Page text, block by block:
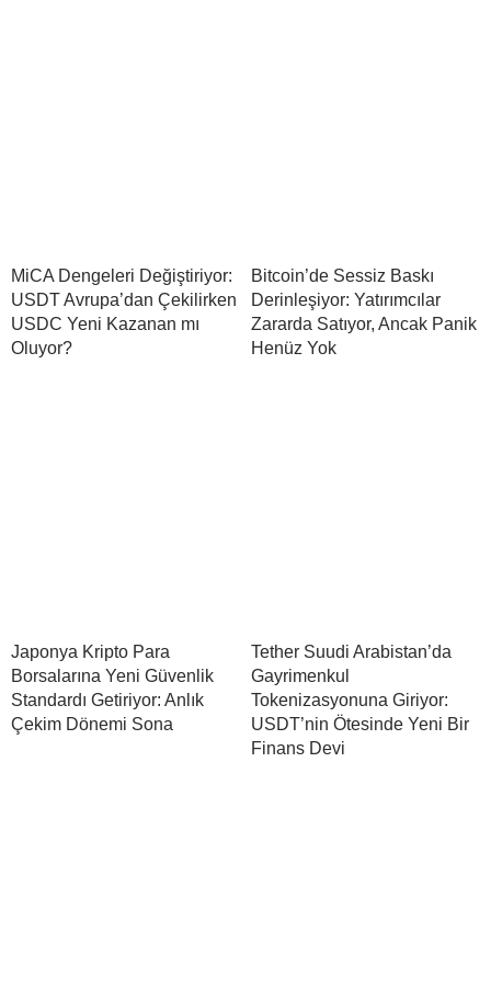
MiCA Dengeleri Değiştiriyor:
USDT Avrupa’dan Çekilirken
USDC Yeni Kazanan mı
Oluyor?
Bitcoin’de Sessiz Baskı
Derinleşiyor: Yatırımcılar
Zararda Satıyor, Ancak Panik
Henüz Yok
Japonya Kripto Para
Borsalarına Yeni Güvenlik
Standardı Getiriyor: Anlık
Çekim Dönemi Sona
Tether Suudi Arabistan’da
Gayrimenkul
Tokenizasyonuna Giriyor:
USDT’nin Ötesinde Yeni Bir
Finans Devi